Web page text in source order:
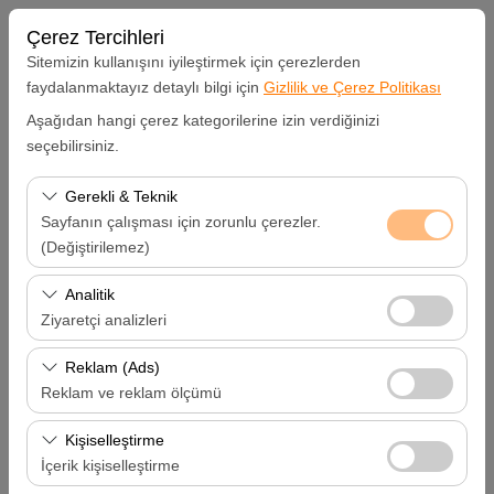
Çerez Tercihleri
Sitemizin kullanışını iyileştirmek için çerezlerden
faydalanmaktayız detaylı bilgi için Gizlilik ve Çerez Politikası
Aşağıdan hangi çerez kategorilerine izin verdiğinizi
seçebilirsiniz.
Gerekli & Teknik
Sayfanın çalışması için zorunlu çerezler.
(Değiştirilemez)
Bu çerezler sitenin doğru şekilde çalışması, güvenlik,
oturum yönetimi ve temel işlevler için gereklidir. Devre
dışı bırakılamaz.
Analitik
Ziyaretçi analizleri
Bu çerezler, sitemizin nasıl kullanıldığını (ziyaretçi sayısı,
en çok ziyaret edilen sayfalar, kullanıcı davranışları)
analiz etmemizi sağlar. Bu veriler, web sitesi
performansını ölçmek ve kullanıcı deneyimini sürekli
iyileştirmek için kullanılır.
Reklam (Ads)
Reklam ve reklam ölçümü
Bu çerezler, size ilgi alanlarınıza uygun kişiselleştirilmiş
reklamlar göstermemize ve reklam kampanyalarımızın
etkinliğini (gösterim sayısı, tıklama oranı) ölçmemize
Kişiselleştirme
İçerik kişiselleştirme
Alış Lokasyonu
Hatay Samandağ
Aracı farklı bir lokasyona bırakacağım
Alış Tarih & Saat
09:00
Bırakış Tarih & Saat